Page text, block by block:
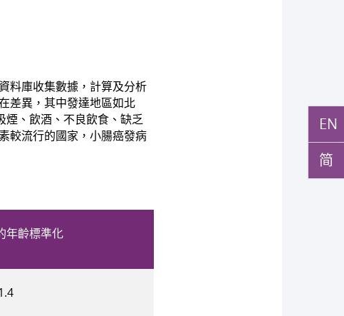
EN
简
料庫收集數據，計算及分析
差異，其中發達地區如北
煙、飲酒、不良飲食、缺乏
較流行的國家，小腸癌發病
年齡標準化發病率